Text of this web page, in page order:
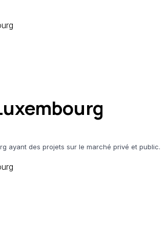
ayant des projets sur le marché privé et public.